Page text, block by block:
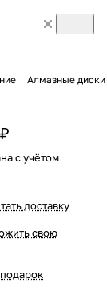
Алмазные диски
с учётом
доставку
свою